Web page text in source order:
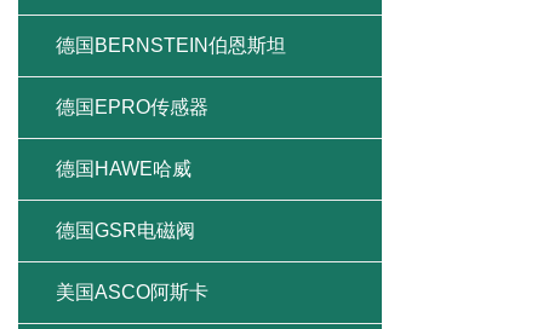
德国BERNSTEIN伯恩斯坦
德国EPRO传感器
德国HAWE哈威
德国GSR电磁阀
美国ASCO阿斯卡